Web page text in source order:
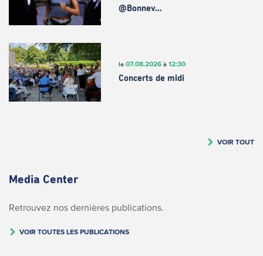
@Bonnev…
le 07.08.2026à 12:30
Concerts de midi
VOIR TOUT
Media Center
Retrouvez nos dernières publications.
VOIR TOUTES LES PUBLICATIONS